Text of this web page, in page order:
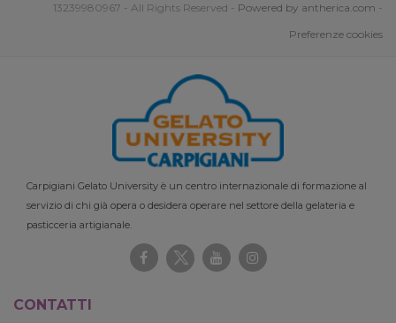
13239980967 - All Rights Reserved - Powered by antherica.com -
Preferenze cookies
Carpigiani Gelato University è un centro internazionale di formazione al
servizio di chi già opera o desidera operare nel settore della gelateria e
pasticceria artigianale.
CONTATTI